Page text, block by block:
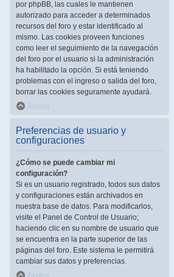
por phpBB, las cuales le mantienen
autorizado para acceder a determinados
recursos del foro y estar identificado al
mismo. Las cookies proveen funciones
como leer el seguimiento de la navegación
del foro por el usuario si la administración
ha habilitado la opción. Si está teniendo
problemas con el ingreso o salida del foro,
borrar las cookies seguramente ayudará.
Arriba
Preferencias de usuario y
configuraciones
¿Cómo se puede cambiar mi
configuración?
Si es un usuario registrado, todos sus datos
y configuraciones están archivados en
nuestra base de datos. Para modificarlos,
visite el Panel de Control de Usuario;
haciendo clic en su nombre de usuario que
se encuentra en la parte superior de las
páginas del foro. Este sistema le permitirá
cambiar sus datos y preferencias.